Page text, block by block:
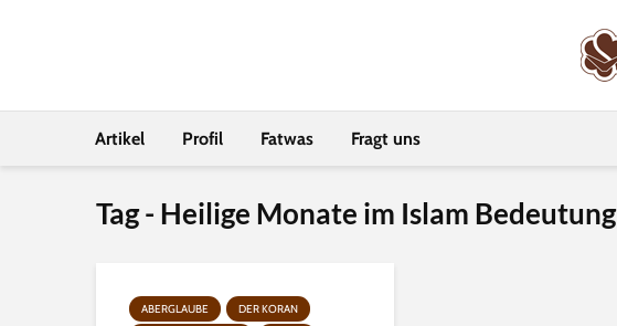
Artikel Profil Fatwas Fragt uns
Tag - Heilige Monate im Islam Bedeutung
ABERGLAUBE
DER KORAN